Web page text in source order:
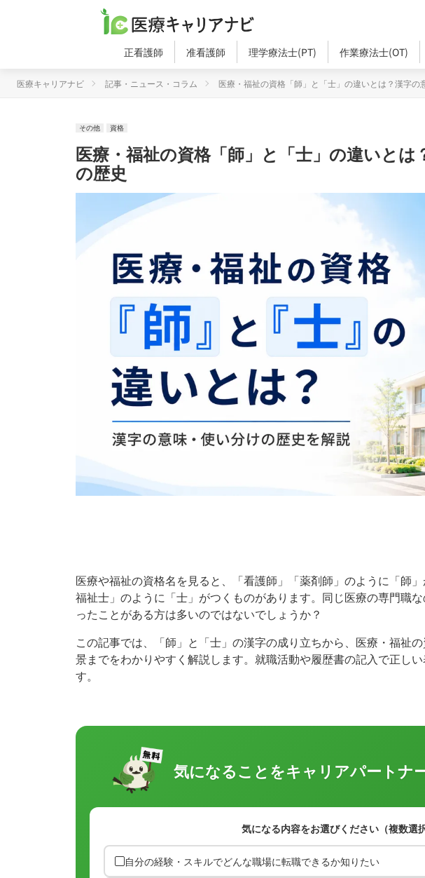
正看護師 准看護師 理学療法士(PT) 作業療法士(OT)
医療キャリアナビ 記事・ニュース・コラム 医療・福祉の資格「師」と「士」の違いとは？漢字の
その他 資格
医療・福祉の資格「師」と「士」の違いとは
の歴史
医療や福祉の資格名を見ると、「看護師」「薬剤師」のように「師
福祉士」のように「士」がつくものがあります。同じ医療の専門職
ったことがある方は多いのではないでしょうか？
この記事では、「師」と「士」の漢字の成り立ちから、医療・福祉
景までをわかりやすく解説します。就職活動や履歴書の記入で正し
す。
気になることをキャリアパートナ
気になる内容をお選びください（複数選
自分の経験・スキルでどんな職場に転職できるか知りたい